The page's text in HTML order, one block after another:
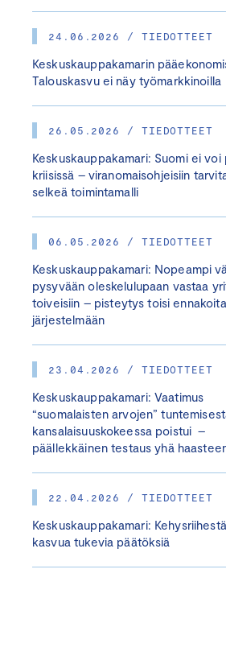
24.06.2026 / TIEDOTTEET
Keskuskauppakamarin
Talouskasvu ei näy työmarkkinoilla
26.05.2026 / TIEDOTTEET
Keskuskauppakamari: Suomi ei voi
kriisissä – viranomaisohjeisiin
selkeä toimintamalli
06.05.2026 / TIEDOTTEET
Keskuskauppakamari: Nopeampi
pysyvään oleskelulupaan vastaa
toiveisiin – pisteytys toisi
järjestelmään
23.04.2026 / TIEDOTTEET
Keskuskauppakamari: Vaatimus
“suomalaisten arvojen”
kansalaisuuskokeessa poistui –
päällekkäinen testaus yhä
22.04.2026 / TIEDOTTEET
Keskuskauppakamari:
kasvua tukevia päätöksiä